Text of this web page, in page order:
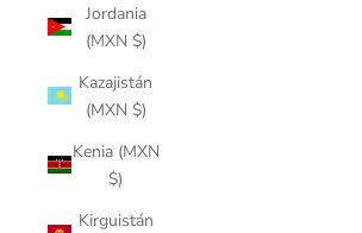
Jordania
(MXN $)
Kazajistán
(MXN $)
Kenia (MXN
$)
Kirguistán